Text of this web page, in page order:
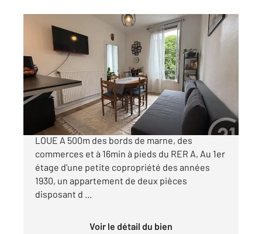
LA VARENNE ST HILAIRE 94
35,48 m
2, 2 pièces
Ref : 16224
Appartement F2 à vendre
189 000 €
LA VARENNE - PLACE DES MOLENES - VENDU
LOUE A 500m des bords de marne, des
commerces et à 16min à pieds du RER A, Au 1er
étage d'une petite copropriété des années
1930, un appartement de deux pièces
disposant d ...
Voir le détail du bien